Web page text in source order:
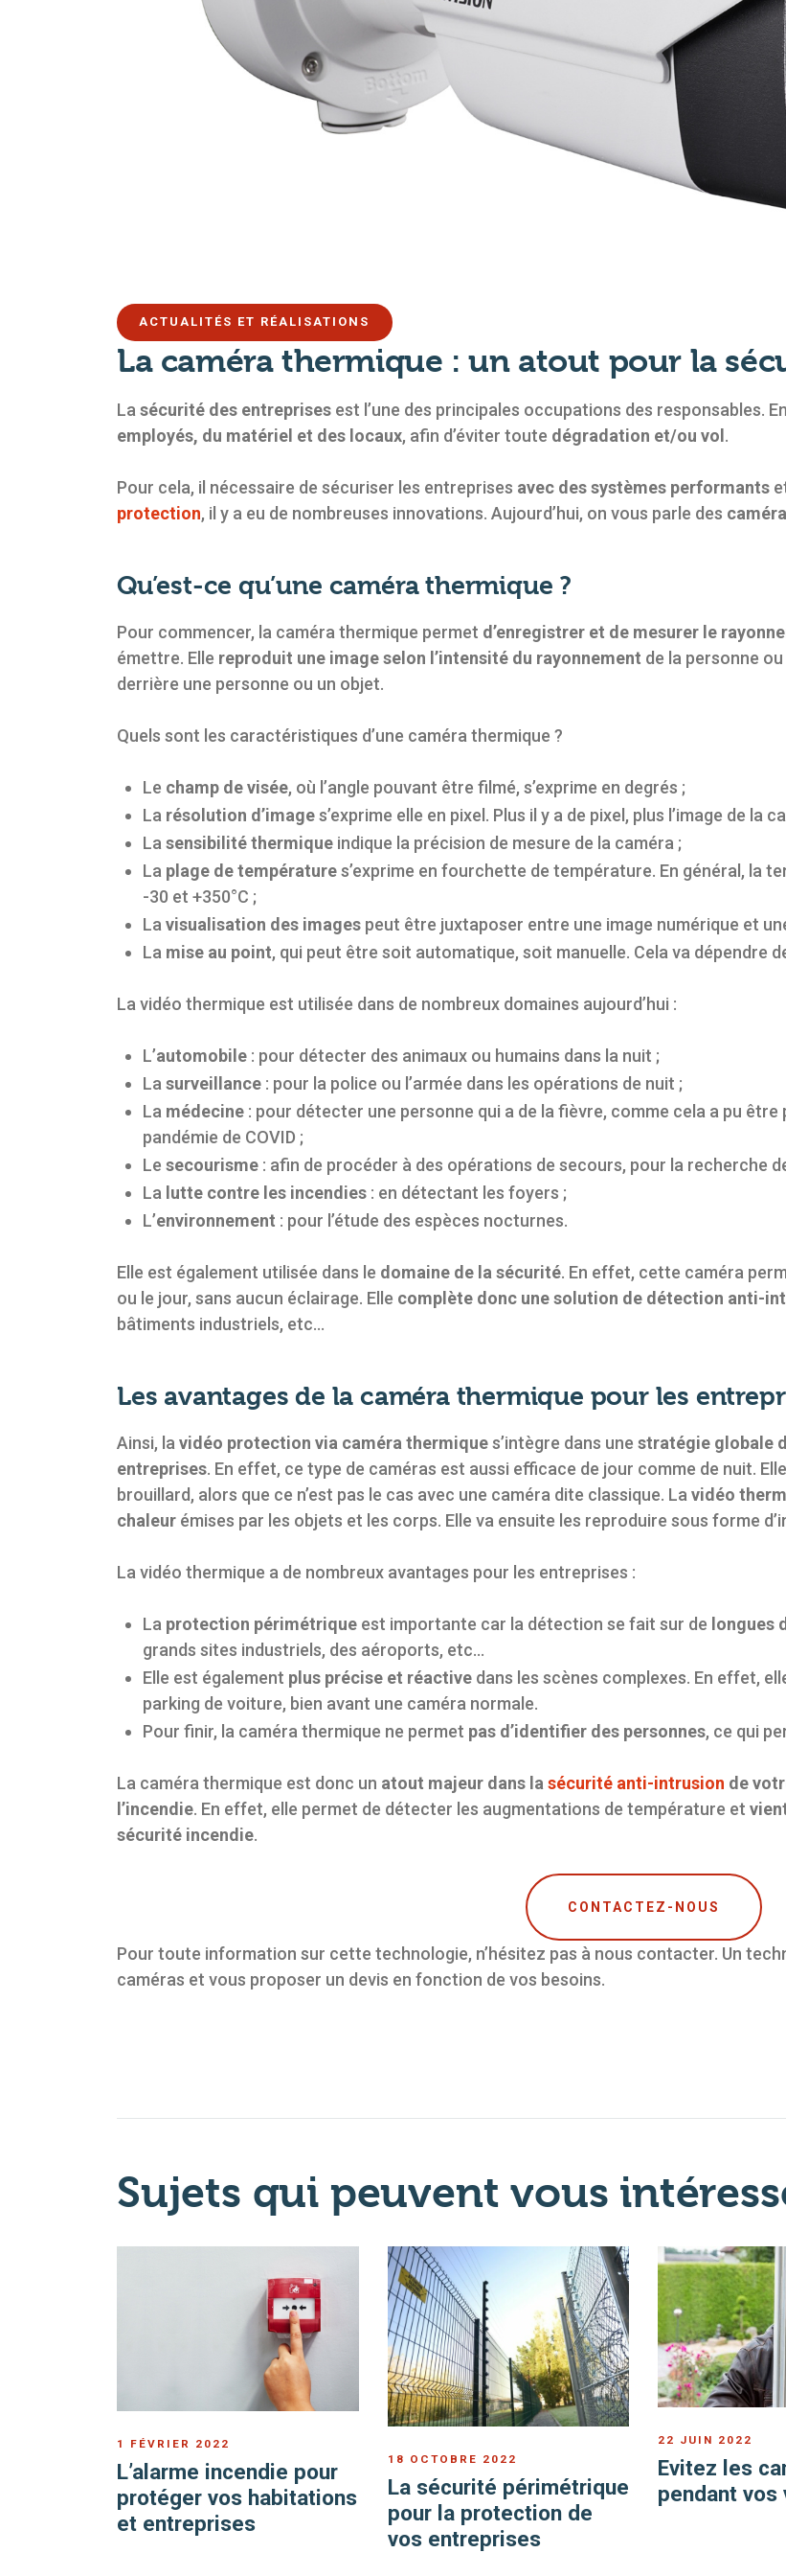
ACTUALITÉS ET RÉALISATIONS
La caméra thermique : un atout pour la
Lasécurité des entreprises est l’une des principales occupations des responsables.
employés, du matériel et des locaux, afin d’éviter toute dégradation et/ou vol .
Pour cela, il nécessaire de sécuriser les entreprises avec des systèmes performants
protection, il y a eu de nombreuses innovations. Aujourd’hui, on vous parle des
Qu’est-ce qu’une caméra thermique ?
Pour commencer, la caméra thermique permet d’enregistrer et de mesurer le
émettre. Elle reproduit une image selon l’intensité du rayonnement de la personne
derrière une personne ou un objet.
Quels sont les caractéristiques d’une caméra thermique ?
Le champ de visée, où l’angle pouvant être filmé, s’exprime en degrés ;
La résolution d’images’exprime elle en pixel. Plus il y a de pixel, plus l’image de la
La sensibilité thermique indique la précision de mesure de la caméra ;
La plage de températures’exprime en fourchette de température. En général, la
-30 et +350°C ;
La visualisation des images peut être juxtaposer entre une image numérique et
La mise au point, qui peut être soit automatique, soit manuelle. Cela va dépendre
La vidéo thermique est utilisée dans de nombreux domaines aujourd’hui :
L’automobile : pour détecter des animaux ou humains dans la nuit ;
La surveillance : pour la police ou l’armée dans les opérations de nuit ;
La médecine : pour détecter une personne qui a de la fièvre, comme cela a pu
pandémie de COVID ;
Le secourisme : afin de procéder à des opérations de secours, pour la recherche
La lutte contre les incendies : en détectant les foyers ;
L’environnement : pour l’étude des espèces nocturnes.
Elle est également utilisée dans le domaine de la sécurité. En effet, cette caméra
ou le jour, sans aucun éclairage. Elle complète donc une solution de détection anti-
bâtiments industriels, etc…
Les avantages de la caméra thermique pour les
Ainsi, la vidéo protection via caméra thermiques’intègre dans une stratégie globale
entreprises. En effet, ce type de caméras est aussi efficace de jour comme de nuit.
brouillard, alors que ce n’est pas le cas avec une caméra dite classique. La vidéo
chaleur émises par les objets et les corps. Elle va ensuite les reproduire sous forme
La vidéo thermique a de nombreux avantages pour les entreprises :
La protection périmétrique est importante car la détection se fait sur de longues
grands sites industriels, des aéroports, etc…
Elle est également plus précise et réactive dans les scènes complexes. En effet,
parking de voiture, bien avant une caméra normale.
Pour finir, la caméra thermique ne permet pas d’identifier des personnes, ce qui
La caméra thermique est donc un atout majeur dans la sécurité anti-intrusion de
l’incendie. En effet, elle permet de détecter les augmentations de température et
sécurité incendie.
CONTACTEZ-NOUS
Pour toute information sur cette technologie, n’hésitez pas à nous contacter. Un
caméras et vous proposer un devis en fonction de vos besoins.
Sujets qui peuvent vous
1 FÉVRIER 2022
L’alarme incendie pour
protéger vos habitations
et entreprises
18 OCTOBRE 2022
La sécurité périmétrique
pour la protection de
vos entreprises
22 JUIN 2022
Evitez les
pendant vos